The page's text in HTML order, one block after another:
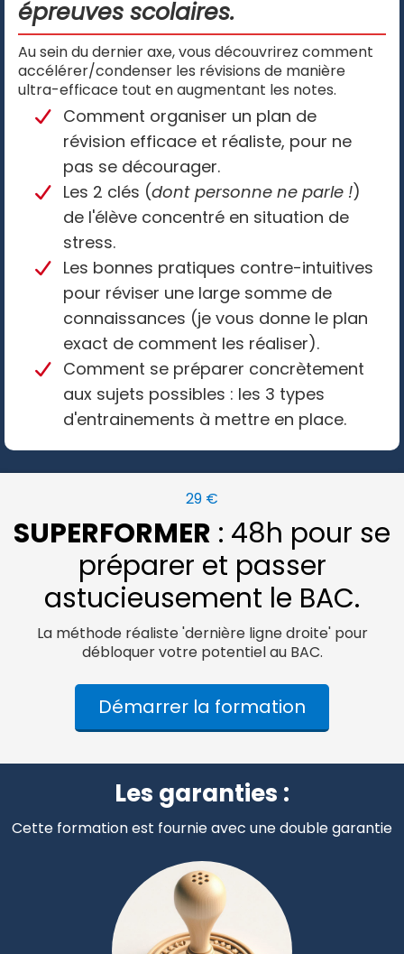
épreuves scolaires.
Au sein du dernier axe, vous découvrirez comment
accélérer/condenser les révisions de manière
ultra-efficace tout en augmentant les notes.
Comment organiser un plan de
révision efficace et réaliste, pour ne
pas se décourager.
Les 2 clés (dont personne ne parle !)
de l'élève concentré en situation de
stress.
Les bonnes pratiques contre-intuitives
pour réviser une large somme de
connaissances (je vous donne le plan
exact de comment les réaliser).
Comment se préparer concrètement
aux sujets possibles : les 3 types
d'entrainements à mettre en place.
29 €
SUPERFORMER : 48h pour se
préparer et passer
astucieusement le BAC.
La méthode réaliste 'dernière ligne droite' pour
débloquer votre potentiel au BAC.
Démarrer la formation
Les garanties :
Cette formation est fournie avec une double garantie